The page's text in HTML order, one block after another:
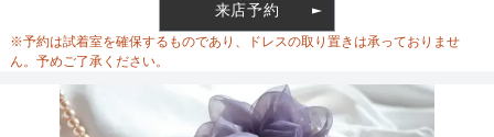
また、程よいドロップショルダーや少し下げた衿など、適度にゆと
りを持たせたシルエットで簡単にサマに。
共地リボンでウエストマークをしてフェミニンモードに楽しむのも
素敵です。
ウエスト調整
備考
来店予約
※予約は試着室を確保するものであり、ドレスの取り置きは承っておりませ
ん。予めご了承ください。